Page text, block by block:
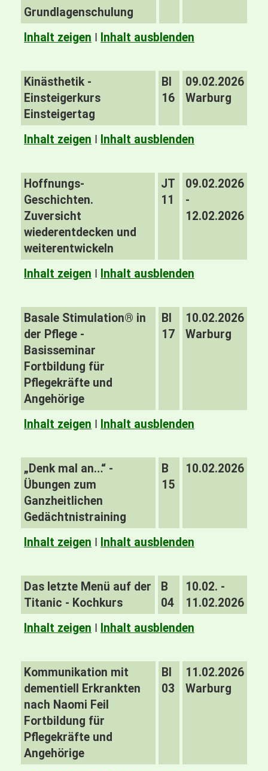
Grundlagenschulung
Inhalt zeigen I Inhalt ausblenden
Kinästhetik -
Einsteigerkurs
Einsteigertag
BI
16
09.02.2026
Warburg
Inhalt zeigen I Inhalt ausblenden
Hoffnungs-
Geschichten.
Zuversicht
wiederentdecken und
weiterentwickeln
JT
11
09.02.2026
-
12.02.2026
Inhalt zeigen I Inhalt ausblenden
Basale Stimulation® in
der Pflege -
Basisseminar
Fortbildung für
Pflegekräfte und
Angehörige
BI
17
10.02.2026
Warburg
Inhalt zeigen I Inhalt ausblenden
„Denk mal an…“ -
Übungen zum
Ganzheitlichen
Gedächtnistraining
B
15
10.02.2026
Inhalt zeigen I Inhalt ausblenden
Das letzte Menü auf der
Titanic - Kochkurs
B
04
10.02. -
11.02.2026
Inhalt zeigen I Inhalt ausblenden
Kommunikation mit
dementiell Erkrankten
nach Naomi Feil
Fortbildung für
Pflegekräfte und
Angehörige
BI
03
11.02.2026
Warburg